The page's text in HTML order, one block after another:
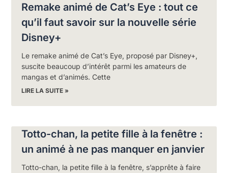
Remake animé de Cat’s Eye : tout ce
qu’il faut savoir sur la nouvelle série
Disney+
Le remake animé de Cat’s Eye, proposé par Disney+,
suscite beaucoup d’intérêt parmi les amateurs de
mangas et d’animés. Cette
LIRE LA SUITE »
Totto-chan, la petite fille à la fenêtre :
un animé à ne pas manquer en janvier
Totto-chan, la petite fille à la fenêtre, s’apprête à faire